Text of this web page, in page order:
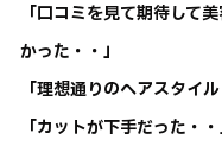
「口コミを見て期待して
かった・・」
「理想通りのヘアスタイ
「カットが下手だった・・